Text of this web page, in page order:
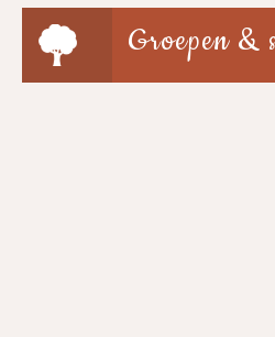
Groepen &